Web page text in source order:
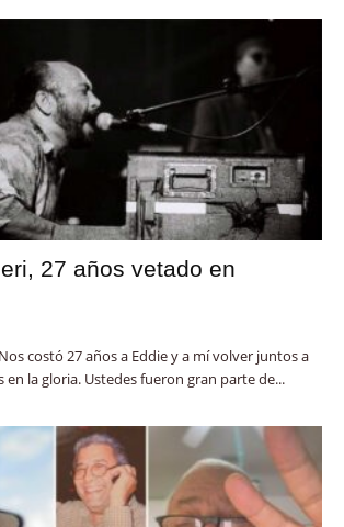
27 años vetado en
costó 27 años a Eddie y a mí volver juntos a
en la gloria. Ustedes fueron gran parte de...